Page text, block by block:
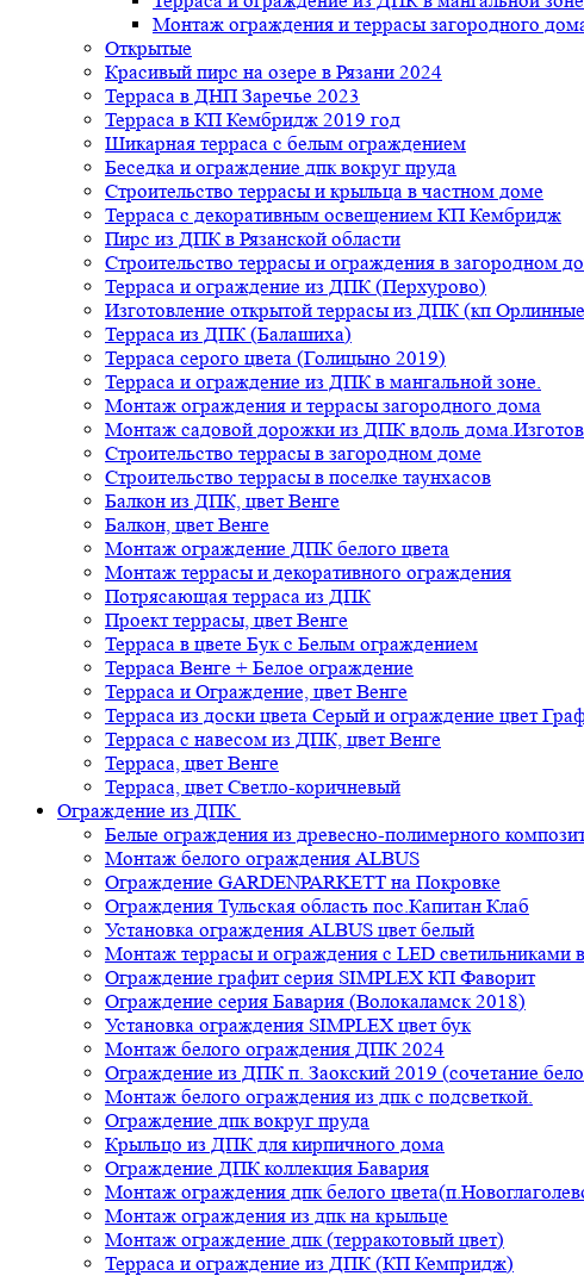
Монтаж ограждения и террасы загородного
Открытые
Красивый пирс на озере в Рязани 2024
Терраса в ДНП Заречье 2023
Терраса в КП Кембридж 2019 год
Шикарная терраса с белым ограждением
Беседка и ограждение дпк вокруг пруда
Строительство террасы и крыльца в частном доме
Терраса с декоративным освещением КП Кембридж
Пирс из ДПК в Рязанской области
Строительство террасы и ограждения в загородном
Терраса и ограждение из ДПК (Перхурово)
Изготовление открытой террасы из ДПК (кп
Терраса из ДПК (Балашиха)
Терраса серого цвета (Голицыно 2019)
Терраса и ограждение из ДПК в мангальной зоне.
Монтаж ограждения и террасы загородного дома
Монтаж садовой дорожки из ДПК вдоль
Строительство террасы в загородном доме
Строительство террасы в поселке таунхасов
Балкон из ДПК, цвет Венге
Балкон, цвет Венге
Монтаж ограждение ДПК белого цвета
Монтаж террасы и декоративного ограждения
Потрясающая терраса из ДПК
Проект террасы, цвет Венге
Терраса в цвете Бук с Белым ограждением
Терраса Венге + Белое ограждение
Терраса и Ограждение, цвет Венге
Терраса из доски цвета Серый и ограждение цвет
Терраса с навесом из ДПК, цвет Венге
Терраса, цвет Венге
Терраса, цвет Светло-коричневый
Ограждение из ДПК
Белые ограждения из древесно-полимерного
Монтаж белого ограждения ALBUS
Ограждение GARDENPARKETT на Покровке
Ограждения Тульская область пос.Капитан Клаб
Установка ограждения ALBUS цвет белый
Монтаж террасы и ограждения с LED
Ограждение графит серия SIMPLEX КП Фаворит
Ограждение серия Бавария (Волокаламск 2018)
Установка ограждения SIMPLEX цвет бук
Монтаж белого ограждения ДПК 2024
Ограждение из ДПК п. Заокский 2019 (сочетание
Монтаж белого ограждения из дпк с подсветкой.
Ограждение дпк вокруг пруда
Крыльцо из ДПК для кирпичного дома
Ограждение ДПК коллекция Бавария
Монтаж ограждения дпк белого
Монтаж ограждения из дпк на крыльце
Монтаж ограждение дпк (терракотовый цвет)
Терраса и ограждение из ДПК (КП Кемпридж)